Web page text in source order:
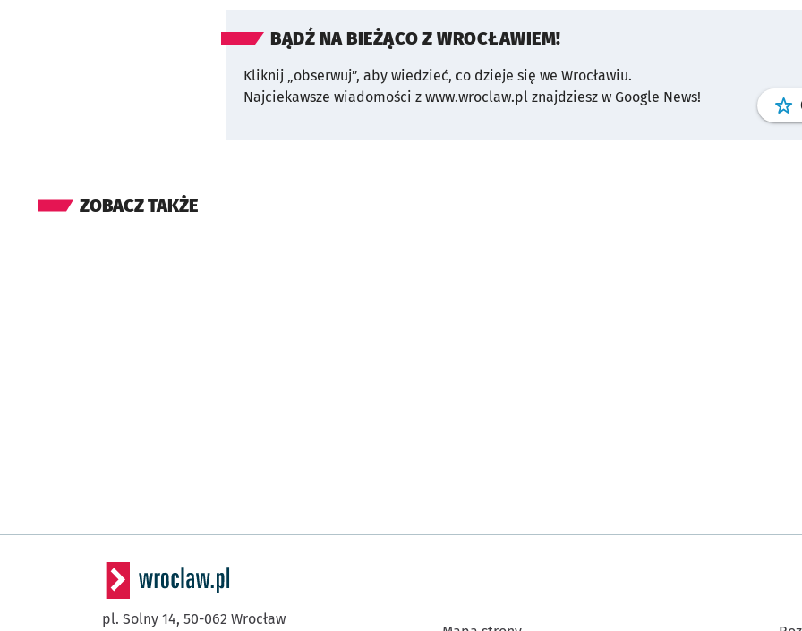
BĄDŹ NA BIEŻĄCO Z WROCŁAWIEM!
Kliknij „obserwuj”, aby wiedzieć, co dzieje się we Wrocławiu.
Najciekawsze wiadomości z www.wroclaw.pl znajdziesz w Google News!
ZOBACZ TAKŻE
pl. Solny 14, 50-062 Wrocław